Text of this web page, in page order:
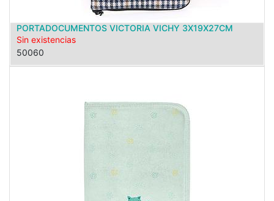
PORTADOCUMENTOS VICTORIA VICHY 3X19X27CM
Sin existencias
50060